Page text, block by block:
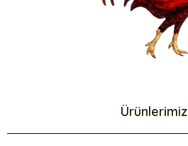
Ürünlerimiz